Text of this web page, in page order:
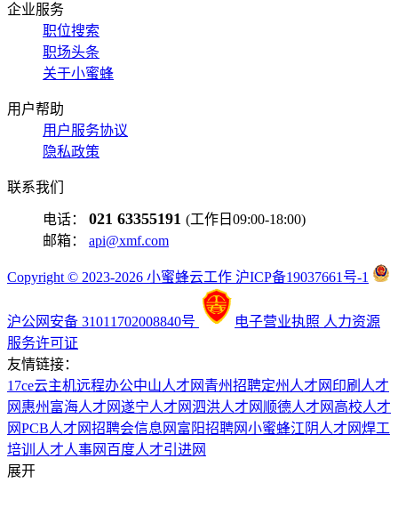
企业服务
职位搜索
职场头条
关于小蜜蜂
用户帮助
用户服务协议
隐私政策
联系我们
电话： 021 63355191 (工作日09:00-18:00)
邮箱： api@xmf.com
Copyright © 2023-2026 小蜜蜂云工作 沪ICP备19037661号-1
沪公网安备 31011702008840号 电子营业执照 人力资源
服务许可证
友情链接：
17ce云主机远程办公中山人才网 青州招聘定州人才网 印刷人才
网 惠州富海人才网遂宁人才网泗洪人才网 顺德人才网 高校人才
网PCB人才网招聘会信息网 富阳招聘网小蜜蜂江阴人才网焊工
培训 人才人事网 百度人才引进网
展开